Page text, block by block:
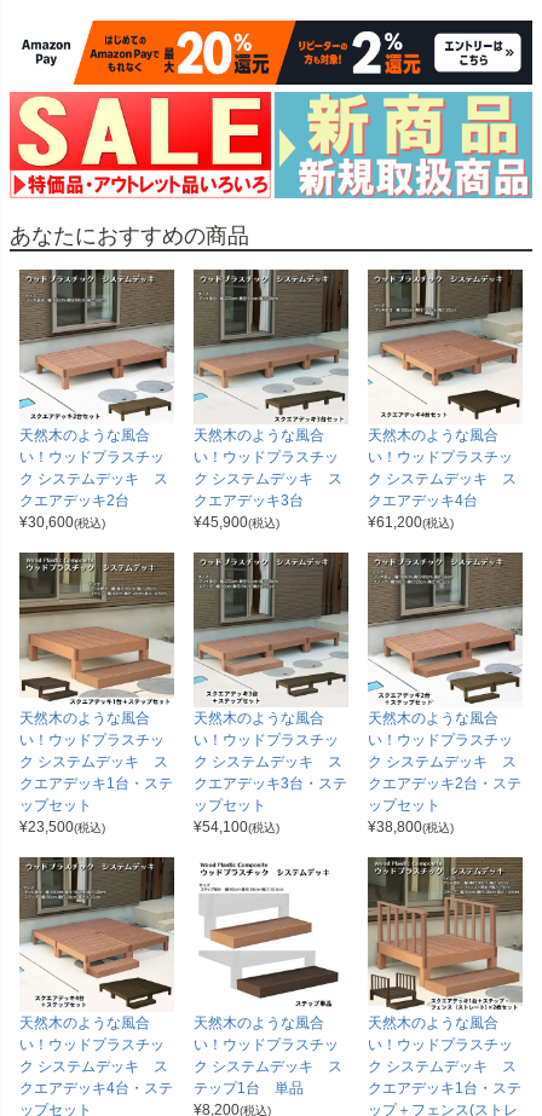
あなたにおすすめの商品
天然木のような風合
い！ウッドプラスチッ
ク システムデッキ ス
クエアデッキ2台
¥30,600(税込)
天然木のような風合
い！ウッドプラスチッ
ク システムデッキ ス
クエアデッキ3台
¥45,900(税込)
天然木のような風合
い！ウッドプラスチッ
ク システムデッキ ス
クエアデッキ4台
¥61,200(税込)
天然木のような風合
い！ウッドプラスチッ
ク システムデッキ ス
クエアデッキ1台・ステ
ップセット
¥23,500(税込)
天然木のような風合
い！ウッドプラスチッ
ク システムデッキ ス
クエアデッキ3台・ステ
ップセット
¥54,100(税込)
天然木のような風合
い！ウッドプラスチッ
ク システムデッキ ス
クエアデッキ2台・ステ
ップセット
¥38,800(税込)
天然木のような風合
い！ウッドプラスチッ
ク システムデッキ ス
クエアデッキ4台・ステ
ップセット
天然木のような風合
い！ウッドプラスチッ
ク システムデッキ ス
テップ1台 単品
¥8,200(税込)
天然木のような風合
い！ウッドプラスチッ
ク システムデッキ ス
クエアデッキ1台・ステ
ップ＋フェンス(ストレ